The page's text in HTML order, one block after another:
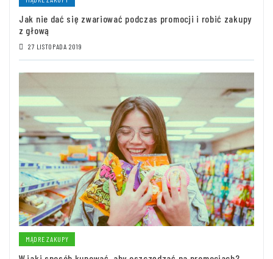
Jak nie dać się zwariować podczas promocji i robić zakupy
z głową
27 LISTOPADA 2019
MĄDRE ZAKUPY